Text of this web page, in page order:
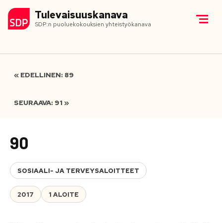
Tulevaisuuskanava
SDP:n puoluekokouksien yhteistyökanava
« EDELLINEN: 89
SEURAAVA: 91 »
90
SOSIAALI- JA TERVEYSALOITTEET
2017 1 ALOITE